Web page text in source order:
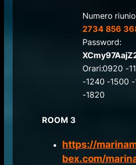
Numero
2734 856
Password:
Orari:0920 -
-1240 -1500 -
-1820
ROOM 3
https://
bex.com/